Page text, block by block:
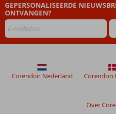
na
hun
verblijf
in
GEPERSONALISEERDE
ONTVANGEN?
Over
Corendon Nederland Corendon